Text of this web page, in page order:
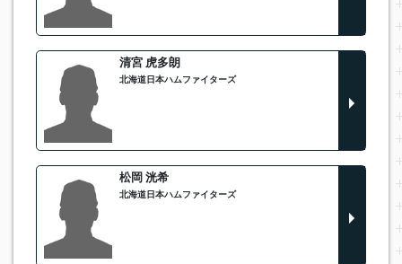
清宮 虎多朗
北海道日本ハムファイターズ
松岡 洸希
北海道日本ハムファイターズ